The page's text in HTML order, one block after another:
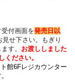
付画面を発売日以
見せ下さい。もぎり
す。 お渡ししました
ください。
館6Fレジカウンター